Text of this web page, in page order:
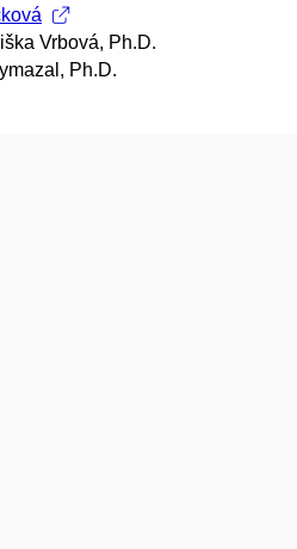
Vrbová, Ph.D.
Ph.D.